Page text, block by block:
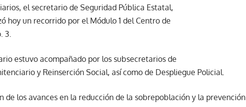
el secretario de Seguridad Pública Estatal,
hoy un recorrido por el Módulo 1 del Centro de
3.
estuvo acompañado por los subsecretarios de
y Reinserción Social, así como de Despliegue Policial.
de los avances en la reducción de la sobrepoblación y la prevención